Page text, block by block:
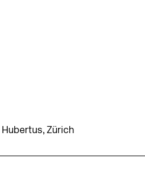
Hubertus, Zürich